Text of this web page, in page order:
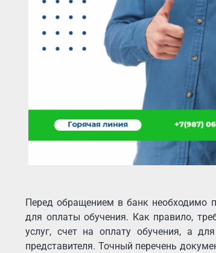
Перед обращением в банк необходимо
для оплаты обучения. Как правило,
услуг, счет на оплату обучения, а
представителя. Точный перечень